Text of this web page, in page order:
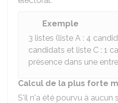
Exemple
3 listes (liste A : 4
candidats et liste C : 1
présence dans une
Calcul de la plus forte
S'il n'a été pourvu à aucun